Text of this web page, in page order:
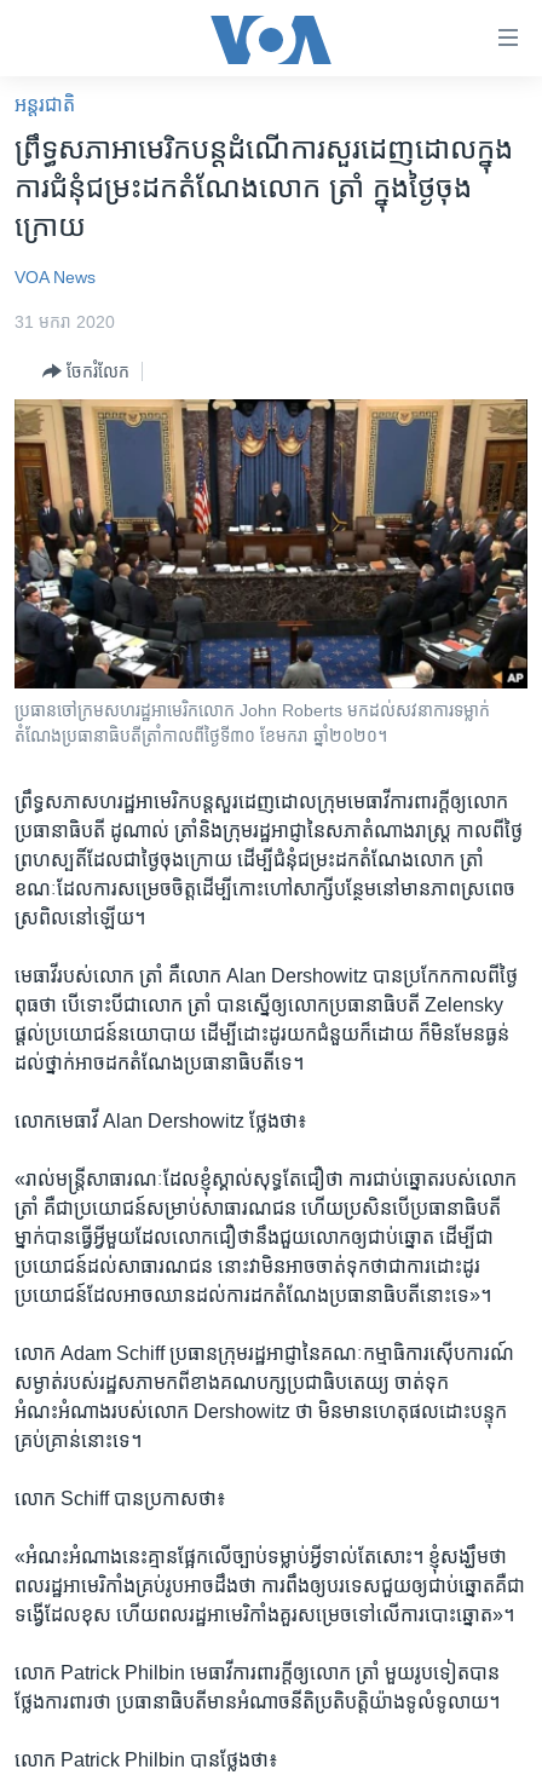
គេហទំព័រ​
ទាក់ទង
រំលង​
និង​
ចូល​
ទំព័រ​
ព័ត៌មាន​​
រំលង​
និង​
ចូល​
ទំព័រ​
រចនា
សម្ព័ន្ធ​
រំលង​
ចូល​
ទៅ​
កាន់​
ទំព័រ​
រក
អន្តរជាតិ
ព្រឹត្តិការណ៍ព័ត៌មាន
ទូរទស្សន៍ / វីដេអូ​
វិទ្យុ / ផតខាសថ៍
កម្មវិធីទាំងអស់
Khmer English
បណ្តាញ​សង្គម
អន្តរជាតិ
ព្រឹទ្ធសភា​អាមេរិក​បន្ត​ដំណើការ​សួរ​ដេញ​ដោល​​ក្នុង​
ការ​ជំនុំ​ជម្រះ​ដក​តំណែង​លោក ត្រាំ ក្នុង​ថ្ងៃ​ចុង​
ក្រោយ​
VOA News
31 មករា 2020
ចែករំលែក
ប្រធានចៅក្រម​សហរដ្ឋ​អាមេរិក​លោក John Roberts មកដល់សវនាការ​ទម្លាក់​
តំណែង​ប្រធានាធិបតី​ត្រាំកាលពី​ថ្ងៃទី​៣០​​ ខែមករា ឆ្នាំ២០២០។
ព្រឹទ្ធ​សភា​សហរដ្ឋ​អាមេរិក​បន្តសួរ​ដេញ​ដោល​ក្រុម​មេធាវី​ការ​ពារ​ក្តី​ឲ្យ​លោក​
ប្រធានាធិបតី ដូណាល់ ត្រាំ​និង​ក្រុម​រដ្ឋអាជ្ញា​នៃ​សភា​តំណាងរាស្ត្រ កាលពី​ថ្ងៃ​
ព្រហស្បតិ៍​ដែល​ជា​ថ្ងៃ​ចុង​ក្រោយ ដើម្បី​ជំនុំ​ជម្រះ​ដក​តំណែង​លោក​ ត្រាំ
ខណៈ​ដែល​ការ​សម្រេច​ចិត្ត​ដើម្បី​កោះហៅ​សាក្សី​បន្ថែម​នៅ​មាន​ភាព​ស្រពេច​
ស្រពិល​នៅ​ឡើយ។
មេធាវី​របស់​លោក ត្រាំ គឺ​លោក Alan Dershowitz បាន​ប្រកែក​កាលពី​ថ្ងៃ​
ពុធថា ​បើ​ទោះ​បី​ជា​លោក​ ត្រាំ បាន​ស្នើ​ឲ្យ​លោក​ប្រធានាធិបតី Zelensky
ផ្តល់​ប្រយោជន៍​នយោបាយ ដើម្បី​ដោះដូរ​យក​ជំនួយ​ក៏​ដោយ ក៏​មិនមែន​ធ្ងន់​
ដល់​ថ្នាក់​អាច​ដក​តំណែង​ប្រធានាធិបតី​ទេ‍។
លោក​មេធាវី Alan Dershowitz ថ្លែង​ថា៖
«រាល់​មន្ត្រី​សាធារណៈ​ដែល​ខ្ញុំ​ស្គាល់​សុទ្ធ​តែ​ជឿ​ថា ការ​ជាប់​ឆ្នោត​របស់​លោក​
ត្រាំ គឺ​ជា​ប្រយោជន៍​សម្រាប់​សាធារណជន ហើយ​ប្រសិន​បើ​ប្រធានាធិបតី​
ម្នាក់​បាន​ធ្វើ​អ្វី​មួយ​ដែល​លោក​ជឿ​ថា​នឹង​ជួយ​លោក​ឲ្យ​ជាប់​ឆ្នោត​ ដើម្បី​ជា​
ប្រយោជន៍​ដល់​សាធារណជន​ នោះ​វា​មិន​អាច​ចាត់​ទុក​ថា​ជា​ការ​ដោះដូរ​
ប្រយោជន៍​ដែល​អាច​ឈាន​ដល់​ការ​ដក​តំណែង​ប្រធានាធិបតី​នោះ​ទេ‍»។
លោក Adam Schiff ប្រធាន​ក្រុម​រដ្ឋ​អាជ្ញា​នៃ​គណៈកម្មាធិការ​ស៊ើបការណ៍​
សម្ងាត់​របស់​រដ្ឋសភា​មក​ពី​ខាង​គណបក្ស​ប្រជាធិបតេយ្យ​ ចាត់​ទុក​
អំណះអំណាង​របស់​លោក Dershowitz ថា មិន​មាន​ហេតុផល​ដោះ​បន្ទុក​
គ្រប់គ្រាន់​នោះ​ទេ។
លោក Schiff បាន​ប្រកាស​ថា៖
«អំណះអំណាង​នេះ​គ្មាន​ផ្អែក​លើ​ច្បាប់​ទម្លាប់‍​អ្វី​ទាល់​តែ​សោះ។​ ខ្ញុំ​សង្ឃឹម​ថា
ពលរដ្ឋ​អាមេរិកាំង​គ្រប់​រូប​អាច​ដឹង​ថា ការ​ពឹង​ឲ្យ​បរទេស​ជួយ​ឲ្យ​ជាប់​ឆ្នោត​គឺ​ជា​
ទង្វើ​ដែល​ខុស ហើយ​ពលរដ្ឋ​អាមេរិកាំង​គួរ​សម្រេច​ទៅ​លើ​ការ​បោះឆ្នោត‍»។
លោក Patrick Philbin មេធាវី​ការពារ​ក្តី​ឲ្យ​លោក ត្រាំ មួយ​រូប​ទៀត​បាន​
ថ្លែង​ការពារ​ថា ប្រធានាធិបតី​មាន​អំណាច​នីតិ​ប្រតិបត្តិ​យ៉ាង​ទូលំទូលាយ។
លោក Patrick Philbin បាន​ថ្លែង​ថា៖